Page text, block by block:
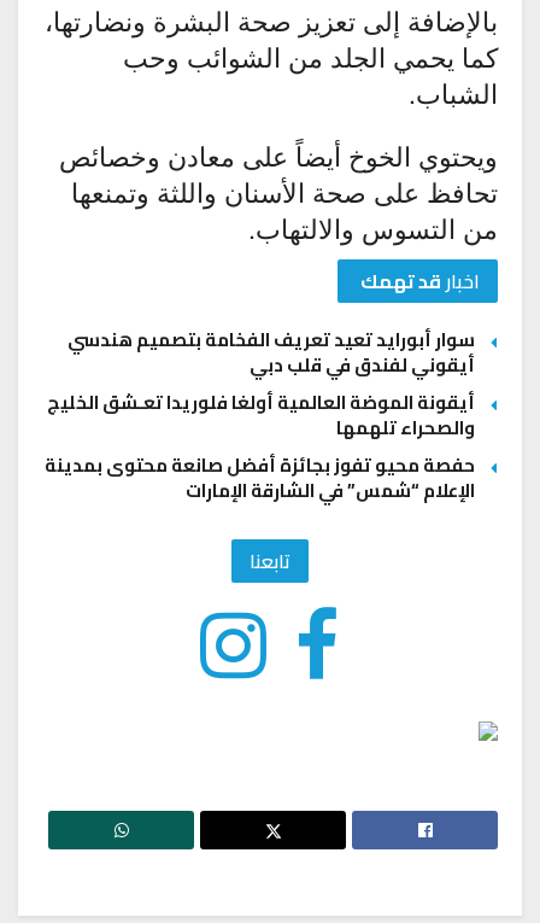
بالإضافة إلى تعزيز صحة البشرة ونضارتها،
كما يحمي الجلد من الشوائب وحب
الشباب.
ويحتوي الخوخ أيضاً على معادن وخصائص
تحافظ على صحة الأسنان واللثة وتمنعها
من التسوس والالتهاب.
اخبارقد تهمك
سوار أبورايد تعيد تعريف الفخامة بتصميم هندسي
أيقوني لفندق في قلب دبي
أيقونة الموضة العالمية أولغا فلوريدا تعـشق الخليج
والصحراء تلهمها
حفصة محيو تفوز بجائزة أفضل صانعة محتوى بمدينة
الإعلام “شمس” في الشارقة الإمارات
تابعنا